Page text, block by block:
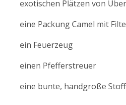
exotischen Plätzen von
eine Packung Camel mit
ein Feuerzeug
einen Pfefferstreuer
eine bunte, handgroße